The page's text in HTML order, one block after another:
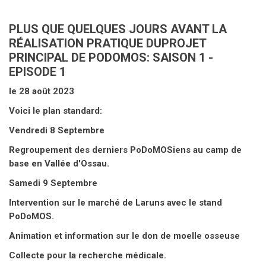
PLUS QUE QUELQUES JOURS AVANT LA
RÉALISATION PRATIQUE DUPROJET
PRINCIPAL DE PODOMOS: SAISON 1 -
EPISODE 1
le 28 août 2023
Voici le plan standard:
Vendredi 8 Septembre
Regroupement des derniers PoDoMOSiens au camp de
base en Vallée d'Ossau.
Samedi 9 Septembre
Intervention sur le marché de Laruns avec le stand
PoDoMOS.
Animation et information sur le don de moelle osseuse
Collecte pour la recherche médicale.